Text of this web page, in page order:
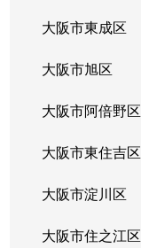
大阪市東成区
大阪市旭区
大阪市阿倍野区
大阪市東住吉区
大阪市淀川区
大阪市住之江区